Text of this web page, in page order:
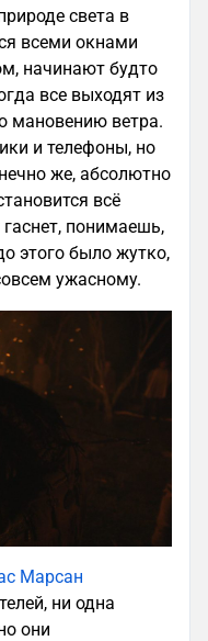
света в
всеми окнами
начинают будто
все выходят из
мановению ветра.
и телефоны, но
же, абсолютно
всё
понимаешь,
этого было жутко,
ужасному.
Марсан
ни одна
они